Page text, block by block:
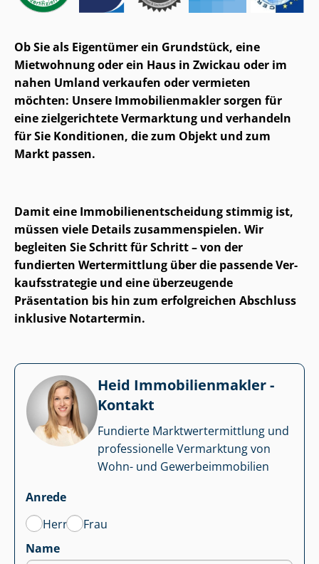
Ob Sie als Eigentümer ein Grundstück, eine
Mietwohnung oder ein Haus in Zwickau oder im
nahen Umland verkaufen oder vermieten
möchten: Unsere Im­mo­bi­li­en­mak­ler sorgen für
eine zielgerichtete Vermarktung und verhandeln
für Sie Konditionen, die zum Objekt und zum
Markt passen.
Damit eine Im­mo­bi­li­en­ent­schei­dung stimmig ist,
müssen viele Details zusammenspielen. Wir
begleiten Sie Schritt für Schritt – von der
fundierten Wertermittlung über die passende Ver­
kaufs­stra­te­gie und eine überzeugende
Präsentation bis hin zum erfolgreichen Abschluss
inklusive Notartermin.
Heid Im­mo­bi­li­en­mak­ler -
Kontakt
Fundierte Markt­wert­ermitt­lung und
professionelle Vermarktung von
Wohn- und Ge­wer­be­im­mo­bi­li­en
Anrede
Herr
Frau
Name